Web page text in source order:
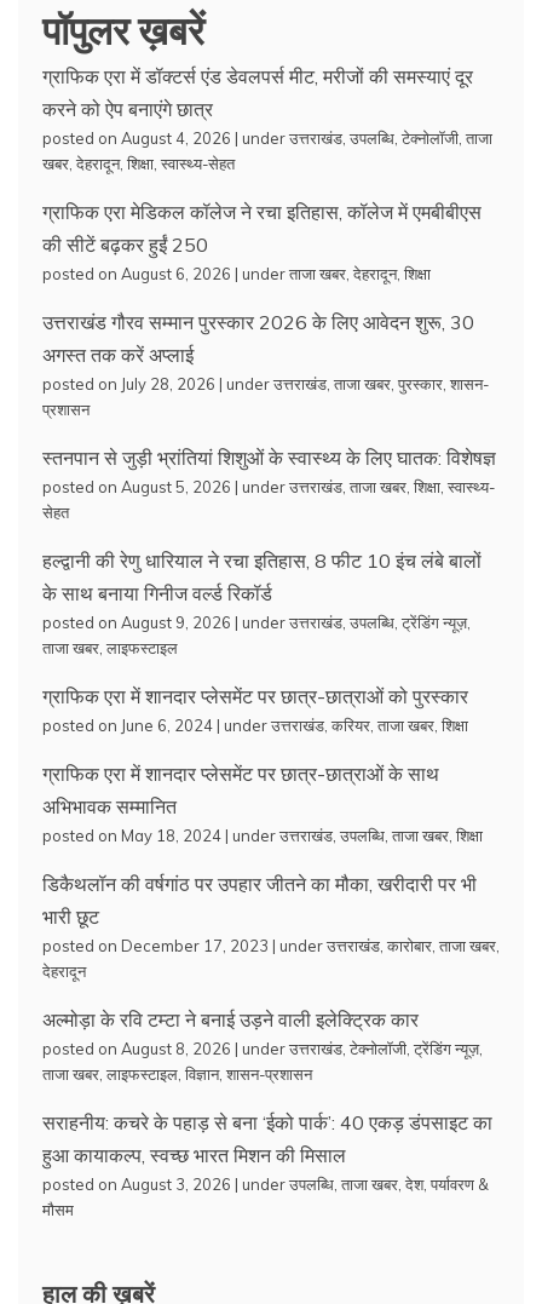
पॉपुलर ख़बरें
ग्राफिक एरा में डॉक्टर्स एंड डेवलपर्स मीट, मरीजों की समस्याएं दूर
करने को ऐप बनाएंगे छात्र
posted on August 4, 2026 | underउत्तराखंड उपलब्धि टेक्नोलॉजी ताजा
खबर देहरादून, शिक्षा स्वास्थ्य-सेहत
ग्राफिक एरा मेडिकल कॉलेज ने रचा इतिहास, कॉलेज में एमबीबीएस
की सीटें बढ़कर हुईं 250
posted on August 6, 2026 | underताजा खबर देहरादून, शिक्षा
उत्तराखंड गौरव सम्मान पुरस्कार 2026 के लिए आवेदन शुरू, 30
अगस्त तक करें अप्लाई
posted on July 28, 2026 | underउत्तराखंड ताजा खबर पुरस्कार शासन-
प्रशासन
स्तनपान से जुड़ी भ्रांतियां शिशुओं के स्वास्थ्य के लिए घातक: विशेषज्ञ
posted on August 5, 2026 | underउत्तराखंड ताजा खबर शिक्षा स्वास्थ्य-
सेहत
हल्द्वानी की रेणु धारियाल ने रचा इतिहास, 8 फीट 10 इंच लंबे बालों
के साथ बनाया गिनीज वर्ल्ड रिकॉर्ड
posted on August 9, 2026 | underउत्तराखंड उपलब्धि ट्रेंडिंग न्यूज़,
ताजा खबर लाइफस्टाइल
ग्राफिक एरा में शानदार प्लेसमेंट पर छात्र-छात्राओं को पुरस्कार
posted on June 6, 2024 | underउत्तराखंड करियर ताजा खबर शिक्षा
ग्राफिक एरा में शानदार प्लेसमेंट पर छात्र-छात्राओं के साथ
अभिभावक सम्मानित
posted on May 18, 2024 | underउत्तराखंड उपलब्धि ताजा खबर शिक्षा
डिकैथलॉन की वर्षगांठ पर उपहार जीतने का मौका, खरीदारी पर भी
भारी छूट
posted on December 17, 2023 | underउत्तराखंड कारोबार ताजा खबर
देहरादून
अल्मोड़ा के रवि टम्टा ने बनाई उड़ने वाली इलेक्ट्रिक कार
posted on August 8, 2026 | underउत्तराखंड टेक्नोलॉजी ट्रेंडिंग न्यूज़,
ताजा खबर लाइफस्टाइल विज्ञान, शासन-प्रशासन
सराहनीय: कचरे के पहाड़ से बना ‘ईको पार्क’: 40 एकड़ डंपसाइट का
हुआ कायाकल्प, स्वच्छ भारत मिशन की मिसाल
posted on August 3, 2026 | underउपलब्धि ताजा खबर देश, पर्यावरण &
मौसम
हाल की ख़बरें